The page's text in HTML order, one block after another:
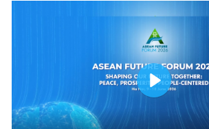
P
l